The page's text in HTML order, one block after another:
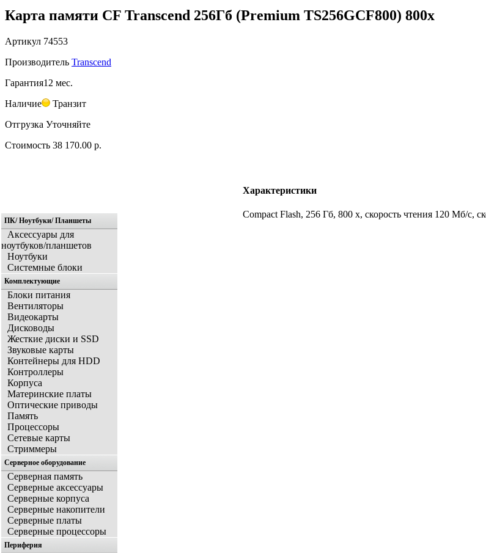
Карта памяти CF Transcend 256Гб (Premium TS256GCF800) 800x
Артикул 74553
Производитель Transcend
Гарантия12 мес.
Наличие
Транзит
Отгрузка Уточняйте
Стоимость 38 170.00 р.
Характеристики
Compact Flash, 256 Гб, 800 x, скорость чтения 120 Мб/с,
ПК/ Ноутбуки/ Планшеты
Аксессуары для
ноутбуков/планшетов
Ноутбуки
Системные блоки
Комплектующие
Блоки питания
Вентиляторы
Видеокарты
Дисководы
Жесткие диски и SSD
Звуковые карты
Контейнеры для HDD
Контроллеры
Корпуса
Материнские платы
Оптические приводы
Память
Процессоры
Сетевые карты
Стриммеры
Серверное оборудование
Серверная память
Серверные аксессуары
Серверные корпуса
Серверные накопители
Серверные платы
Серверные процессоры
Периферия